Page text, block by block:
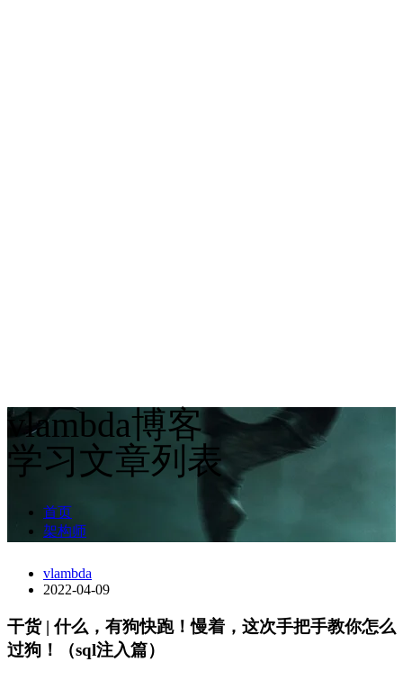
vlambda博客
学习文章列表
首页
架构师
vlambda
2022-04-09
干货 | 什么，有狗快跑！慢着，这次手把手教你怎么
过狗！（sql注入篇）